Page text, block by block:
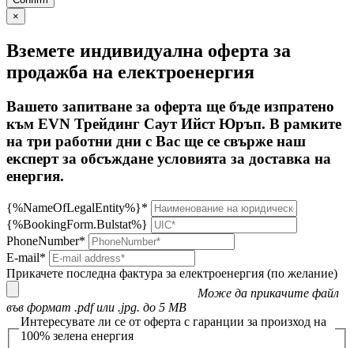
×
Вземете индивидуална оферта за
продажба на електроенергия
Вашето запитване за оферта ще бъде изпратено
към EVN Трейдинг Саут Ийст Юръп. В рамките
на три работни дни с Вас ще се свърже наш
експерт за обсъждане условията за доставка на
енергия.
{%NameOfLegalEntity%}*
{%BookingForm.Bulstat%}
PhoneNumber*
E-mail*
Прикачете последна фактура за електроенергия (по желание)
Може да прикачите файл
във формат .pdf или .jpg. до 5 MB
Интересувате ли се от оферта с гаранции за произход на
100% зелена енергия